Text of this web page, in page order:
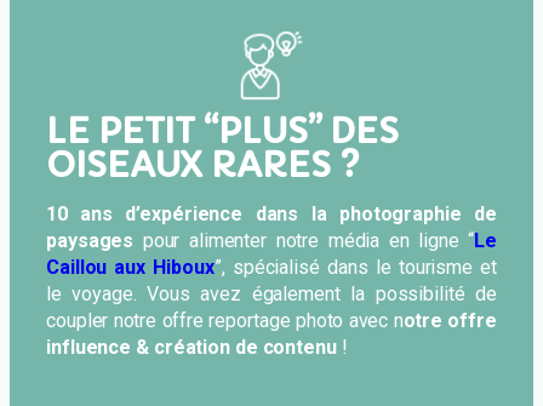
LE PETIT “PLUS” DES
OISEAUX RARES ?
10 ans d’expérience dans la photographie de
paysages pour alimenter notre média en ligne “Le
Caillou aux Hiboux”, spécialisé dans le tourisme et
le voyage. Vous avez également la possibilité de
coupler notre offre reportage photo avec notre offre
influence & création de contenu!